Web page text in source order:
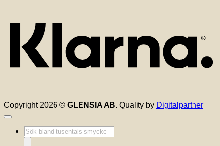
Copyright 2026 © GLENSIA AB. Quality by Digitalpartner
Produktsökning